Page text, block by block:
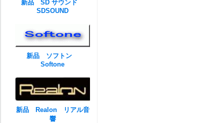
新品 SD サウンド
SDSOUND
新品 ソフトン
Softone
新品 Realon リアル音
響